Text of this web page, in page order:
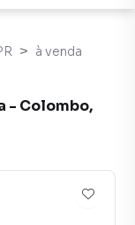
à venda
- Colombo,